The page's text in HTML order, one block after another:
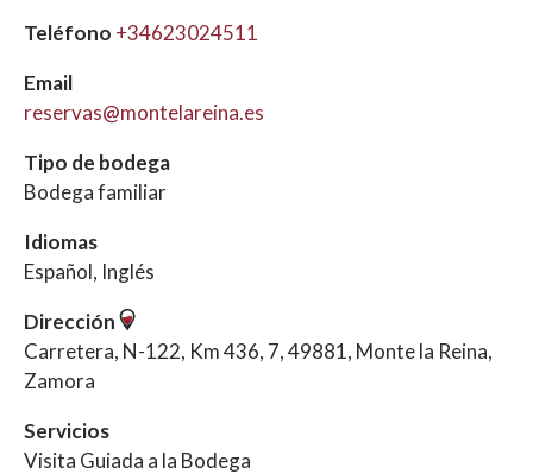
Teléfono +34623024511
Email
reservas@montelareina.es
Tipo de bodega
Bodega familiar
Idiomas
Español, Inglés
Dirección
Carretera, N-122, Km 436, 7, 49881, Monte la Reina,
Zamora
Servicios
Visita Guiada a la Bodega